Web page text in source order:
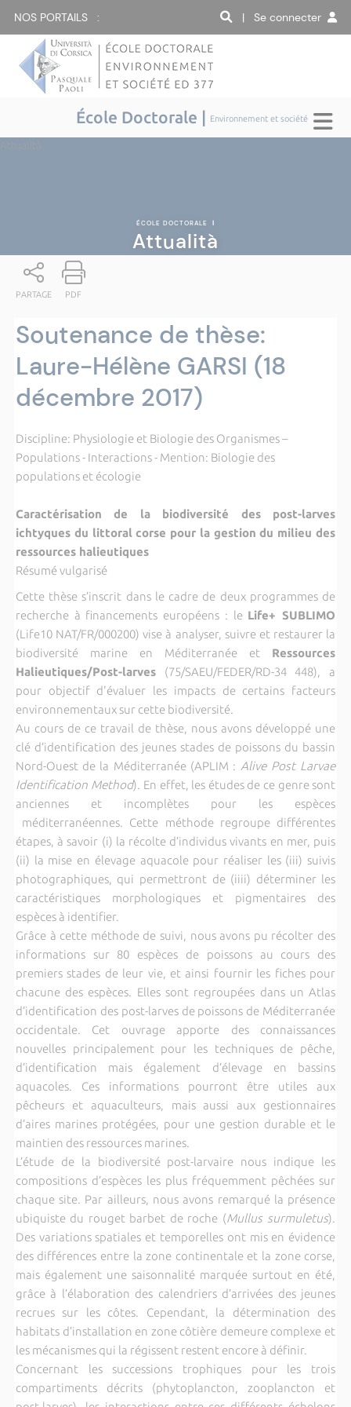
NOS PORTAILS : | Se connecter
École Doctorale | Environnement et société
ÉCOLE DOCTORALE |
Attualità
PARTAGE PDF
Soutenance de thèse:
Laure-Hélène GARSI (18
décembre 2017)
Discipline: Physiologie et Biologie des Organismes –
Populations - Interactions - Mention: Biologie des
populations et écologie
Caractérisation de la biodiversité des post-larves
ichtyques du littoral corse pour la gestion du milieu des
ressources halieutiques
Résumé vulgarisé
Cette thèse s’inscrit dans le cadre de deux programmes de
recherche à financements européens : le Life+ SUBLIMO
(Life10 NAT/FR/000200) vise à analyser, suivre et restaurer la
biodiversité marine en Méditerranée et Ressources
Halieutiques/Post-larves(75/SAEU/FEDER/RD-34 448), a
pour objectif d'évaluer les impacts de certains facteurs
environnementaux sur cette biodiversité.
Au cours de ce travail de thèse, nous avons développé une
clé d’identification des jeunes stades de poissons du bassin
Nord-Ouest de la Méditerranée (APLIM : Alive Post Larvae
Identification Method). En effet, les études de ce genre sont
anciennes et incomplètes pour les espèces
méditerranéennes. Cette méthode regroupe différentes
étapes, à savoir (i) la récolte d’individus vivants en mer, puis
(ii) la mise en élevage aquacole pour réaliser les (iii) suivis
photographiques, qui permettront de (iiii) déterminer les
caractéristiques morphologiques et pigmentaires des
espèces à identifier.
Grâce à cette méthode de suivi, nous avons pu récolter des
informations sur 80 espèces de poissons au cours des
premiers stades de leur vie, et ainsi fournir les fiches pour
chacune des espèces. Elles sont regroupées dans un Atlas
d’identification des post-larves de poissons de Méditerranée
occidentale. Cet ouvrage apporte des connaissances
nouvelles principalement pour les techniques de pêche,
d’identification mais également d’élevage en bassins
aquacoles. Ces informations pourront être utiles aux
pêcheurs et aquaculteurs, mais aussi aux gestionnaires
d’aires marines protégées, pour une gestion durable et le
maintien des ressources marines.
L’étude de la biodiversité post-larvaire nous indique les
compositions d’espèces les plus fréquemment pêchées sur
chaque site. Par ailleurs, nous avons remarqué la présence
ubiquiste du rouget barbet de roche (Mullus surmuletus).
Des variations spatiales et temporelles ont mis en évidence
des différences entre la zone continentale et la zone corse,
mais également une saisonnalité marquée surtout en été,
grâce à l’élaboration des calendriers d’arrivées des jeunes
recrues sur les côtes. Cependant, la détermination des
habitats d’installation en zone côtière demeure complexe et
les mécanismes qui la régissent restent encore à définir.
Concernant les successions trophiques pour les trois
compartiments décrits (phytoplancton, zooplancton et